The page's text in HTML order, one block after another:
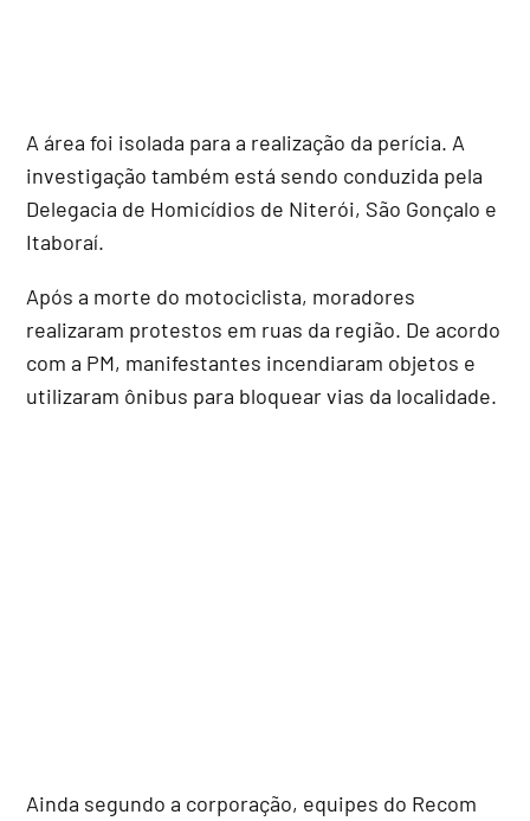
A área foi isolada para a realização da perícia. A
investigação também está sendo conduzida pela
Delegacia de Homicídios de Niterói, São Gonçalo e
Itaboraí.
Após a morte do motociclista, moradores
realizaram protestos em ruas da região. De acordo
com a PM, manifestantes incendiaram objetos e
utilizaram ônibus para bloquear vias da localidade.
Ainda segundo a corporação, equipes do Recom